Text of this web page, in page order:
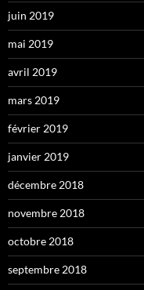
juin 2019
mai 2019
avril 2019
mars 2019
février 2019
janvier 2019
décembre 2018
novembre 2018
octobre 2018
septembre 2018